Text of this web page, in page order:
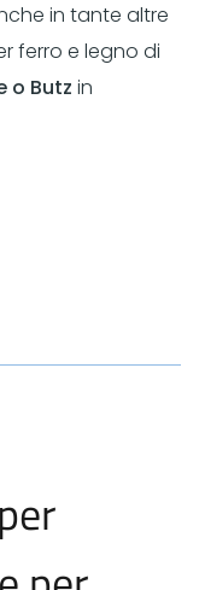
in tante altre
ferro e legno di
o Butz in